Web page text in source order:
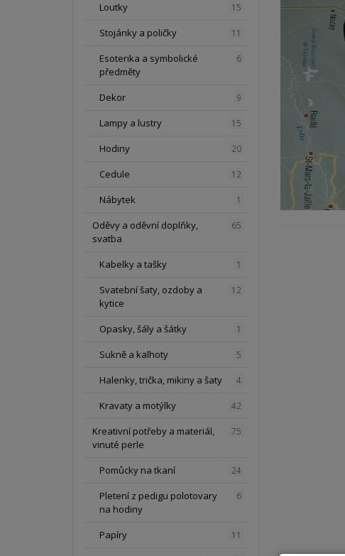
Loutky 15
Stojánky a poličky 11
Esoterika a symbolické
předměty
6
Dekor 9
Lampy a lustry 15
Hodiny 20
Cedule 12
Nábytek 1
Oděvy a oděvní doplňky,
svatba
65
Kabelky a tašky 1
Svatební šaty, ozdoby a
kytice
12
Opasky, šály a šátky 1
Sukně a kalhoty 5
Halenky, trička, mikiny a šaty 4
Kravaty a motýlky 42
Kreativní potřeby a materiál,
vinuté perle
75
Pomůcky na tkaní 24
Pletení z pedigu polotovary
na hodiny
6
Papíry 11